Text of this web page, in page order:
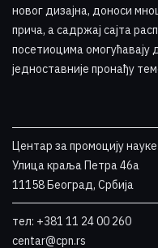
новог дизајна, доноси
прича, а садржај сајта
посетиоцима омогућавају
једноставније пронађу
Центар за промоцију науке
Улица краља Петра 46a
11158 Београд, Србија
тел: +381 11 24 00 260
centar@cpn.rs